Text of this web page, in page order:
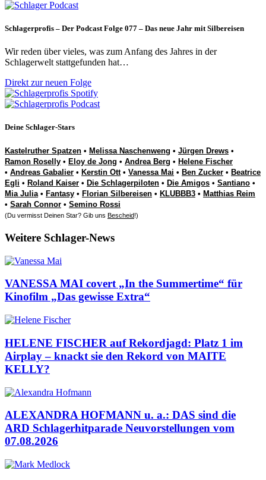
Schlagerprofis – Der Podcast Folge 077 – Das neue Jahr mit Silbereisen
Wir reden über vieles, was zum Anfang des Jahres in der
Schlagerwelt stattgefunden hat…
Direkt zur neuen Folge
Deine Schlager-Stars
Kastelruther Spatzen • Melissa Naschenweng • Jürgen Drews •
Ramon Roselly • Eloy de Jong • Andrea Berg • Helene Fischer
• Andreas Gabalier • Kerstin Ott• Vanessa Mai • Ben Zucker • Beatrice
Egli • Roland Kaiser • Die Schlagerpiloten • Die Amigos • Santiano •
Mia Julia• Fantasy • Florian Silbereisen • KLUBBB3 • Matthias Reim
• Sarah Connor • Semino Rossi
(Du vermisst Deinen Star? Gib uns Bescheid!)
Weitere Schlager-News
VANESSA MAI covert „In the Summertime“ für
Kinofilm „Das gewisse Extra“
HELENE FISCHER auf Rekordjagd: Platz 1 im
Airplay – knackt sie den Rekord von MAITE
KELLY?
ALEXANDRA HOFMANN u. a.: DAS sind die
ARD Schlagerhitparade Neuvorstellungen vom
07.08.2026